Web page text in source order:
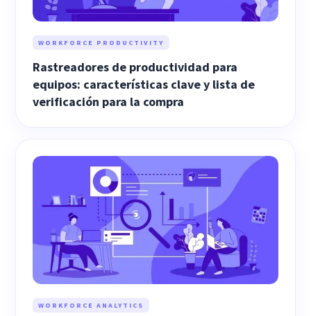
WORKFORCE PRODUCTIVITY
Rastreadores de productividad para
equipos: características clave y lista de
verificación para la compra
WORKFORCE ANALYTICS